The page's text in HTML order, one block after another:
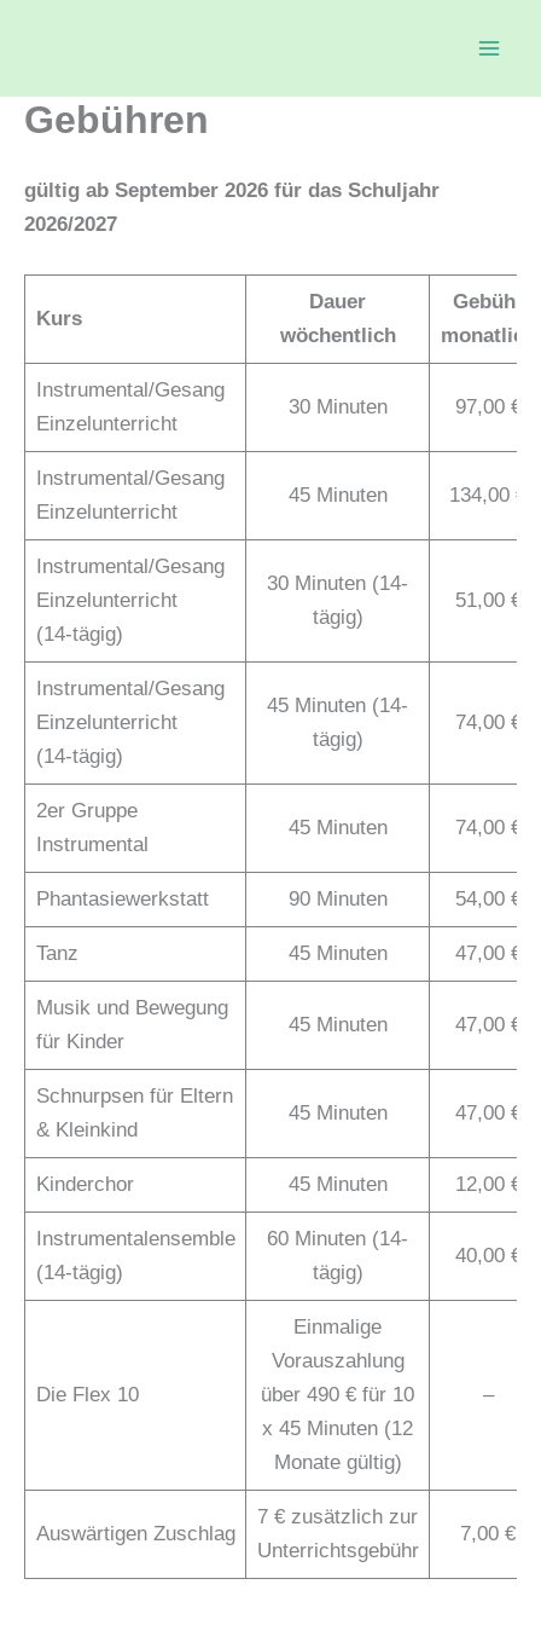
Gebühren
gültig ab September 2026 für das Schuljahr
2026/2027
Kurs
Dauer
wöchentlich
Gebühr
monatlich
Instrumental/Gesang
Einzelunterricht
30 Minuten 97,00 €
Instrumental/Gesang
Einzelunterricht
45 Minuten 134,00 €
Instrumental/Gesang
Einzelunterricht
(14-tägig)
30 Minuten (14-
tägig)
51,00 €
Instrumental/Gesang
Einzelunterricht
(14-tägig)
45 Minuten (14-
tägig)
74,00 €
2er Gruppe
Instrumental
45 Minuten 74,00 €
Phantasiewerkstatt 90 Minuten 54,00 €
Tanz 45 Minuten 47,00 €
Musik und Bewegung
für Kinder
45 Minuten 47,00 €
Schnurpsen für Eltern
& Kleinkind
45 Minuten 47,00 €
Kinderchor 45 Minuten 12,00 €
Instrumentalensemble
(14-tägig)
60 Minuten (14-
tägig)
40,00 €
Die Flex 10
Einmalige
Vorauszahlung
über 490 € für 10
x 45 Minuten (12
Monate gültig)
–
Auswärtigen Zuschlag
7 € zusätzlich zur
Unterrichtsgebühr
7,00 €